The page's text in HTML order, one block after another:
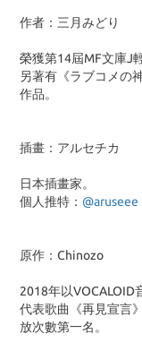
作者：三月みどり
榮獲第14屆MF文庫J
另著有《ラブコメの
作品。
插畫：アルセチカ
日本插畫家。
個人推特： @aruseee
原作：Chinozo
2018年以VOCALOID
代表歌曲《再見宣言
放次數第一名。